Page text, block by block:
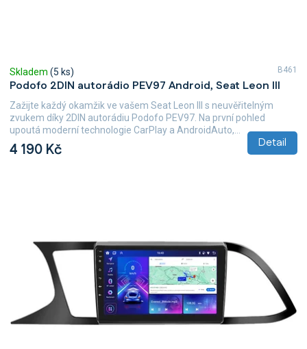
Podofo 2DIN autorádio PEV97 Android, Seat Leon III
Skladem (5 ks)
4 190 Kč Detail
Zažijte každý okamžik ve vašem Seat Leon III s neuvěřitelným
zvukem díky 2DIN autorádiu Podofo PEV97. Na první pohled
upoutá moderní technologie CarPlay a AndroidAuto,...
B461